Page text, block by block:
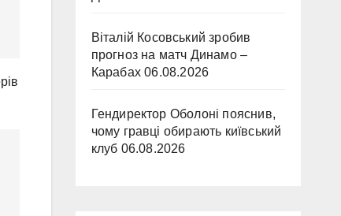
Віталій Косовський зробив
прогноз на матч Динамо –
Карабах 06.08.2026
Гендиректор Оболоні пояснив,
чому гравці обирають київський
клуб 06.08.2026